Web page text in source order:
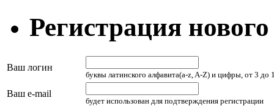
Регистрация
Ваш логин
буквы латинского алфавита(a-z, A-Z) и цифры, от 3 до
Ваш e-mail
будет использован для подтверждения регистрации